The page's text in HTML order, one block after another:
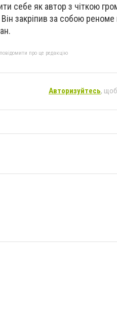
себе як автор з чіткою
закріпив за собою реноме
про це редакцію
Авторизуйтесь,